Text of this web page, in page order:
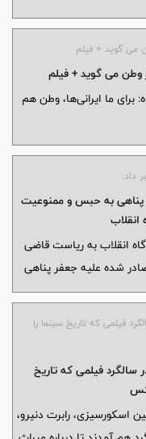
می گوید + فیلم
وطن می گوید + فیلم
برای ما ایرانی‌ها، وطن هم
داد:
پناهی به حبس و ممنوعیت
انقلاب
جعفر پناهی گفت: شعبه 26 دادگاه انقلاب به ریاست قاضی
شده علیه جعفر پناهی
فیلمی که تاریخ سینما را
سالگرد فیلمی که تاریخ
اسکورسیزی، رابرت دنیرو،